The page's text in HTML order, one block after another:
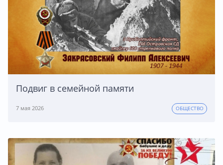
Подвиг в семейной памяти
7 мая 2026 ОБЩЕСТВО